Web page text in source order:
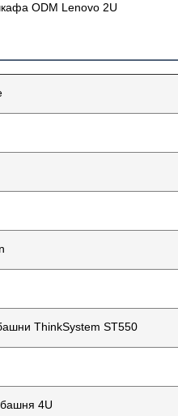
ODM Lenovo 2U
ThinkSystem ST550
4U